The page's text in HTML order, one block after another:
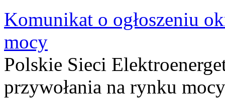
Komunikat o ogłoszeniu
mocy
Polskie Sieci
przywołania na rynku